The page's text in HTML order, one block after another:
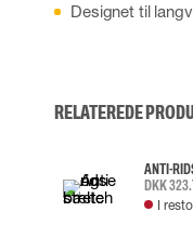
Designet til
RELATEREDE
ANTI-
DKK
I